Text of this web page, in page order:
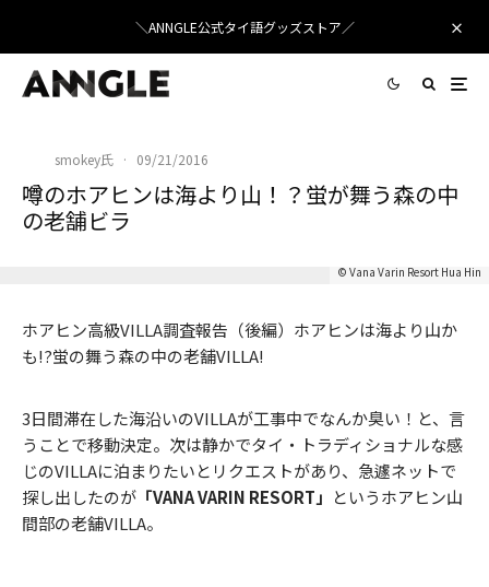
＼ANNGLE公式タイ語グッズストア／
smokey氏 · 09/21/2016
噂のホアヒンは海より山！？蛍が舞う森の中
の老舗ビラ
© Vana Varin Resort Hua Hin
ホアヒン高級VILLA調査報告（後編）ホアヒンは海より山か
も!?蛍の舞う森の中の老舗VILLA!
3日間滞在した海沿いのVILLAが工事中でなんか臭い！と、言
うことで移動決定。次は静かでタイ・トラディショナルな感
じのVILLAに泊まりたいとリクエストがあり、急遽ネットで
探し出したのが 「VANA VARIN RESORT」 というホアヒン山
間部の老舗VILLA。